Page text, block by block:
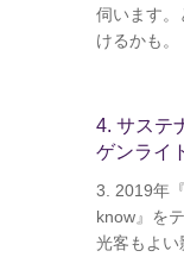
伺います。
けるかも。
4. サステ
ゲンライ
3. 2019年
know』を
光客もよい